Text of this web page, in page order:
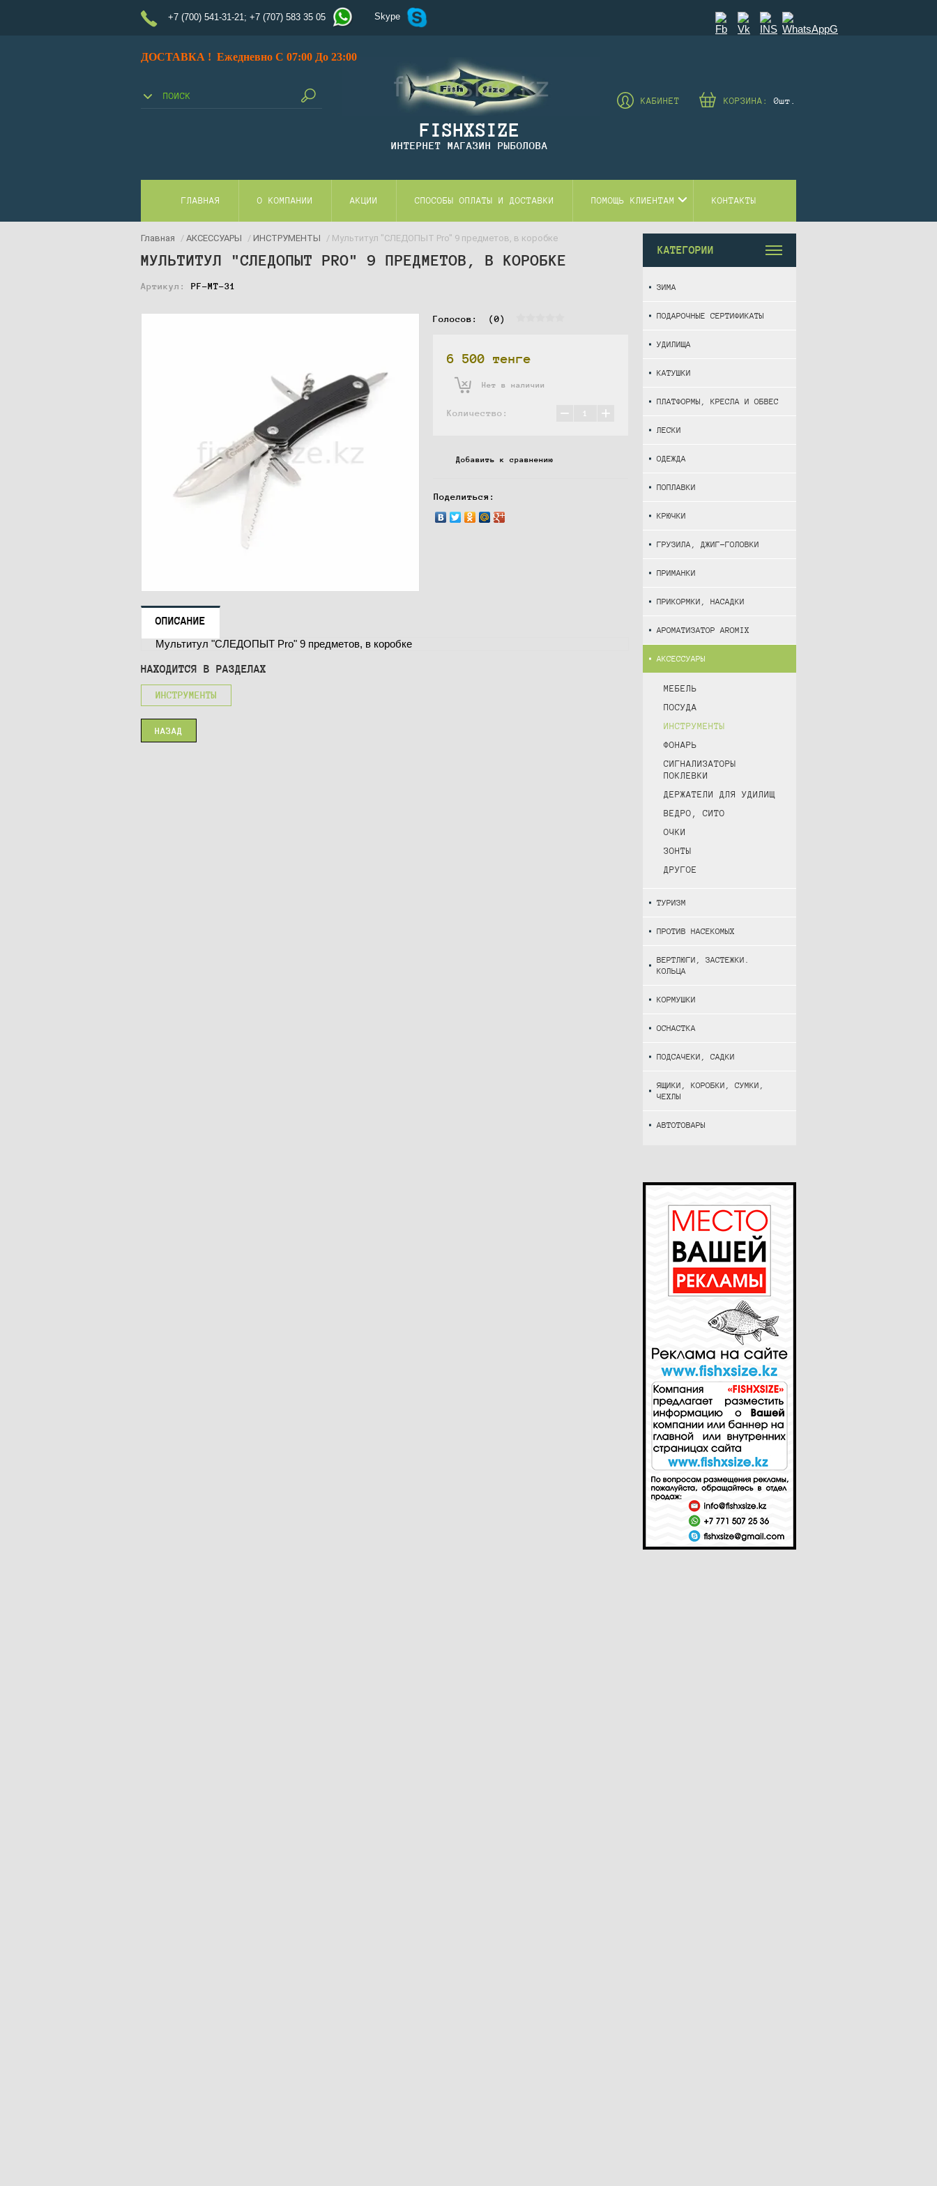
+7 (700) 541-31-21; +7 (707) 583 35 05 Skype
ДОСТАВКА ! Ежедневно С 07:00 До 23:00
КОРЗИНА:0шт.
КАБИНЕТ
FISHXSIZE
ИНТЕРНЕТ МАГАЗИН РЫБОЛОВА
ГЛАВНАЯ О КОМПАНИИ АКЦИИ СПОСОБЫ ОПЛАТЫ И ДОСТАВКИ ПОМОЩЬ КЛИЕНТАМ КОНТАКТЫ
КАТЕГОРИИ
ЗИМА
ПОДАРОЧНЫЕ СЕРТИФИКАТЫ
УДИЛИЩА
КАТУШКИ
ПЛАТФОРМЫ, КРЕСЛА И ОБВЕС
ЛЕСКИ
ОДЕЖДА
ПОПЛАВКИ
КРЮЧКИ
ГРУЗИЛА, ДЖИГ-ГОЛОВКИ
ПРИМАНКИ
ПРИКОРМКИ, НАСАДКИ
АРОМАТИЗАТОР AROMIX
АКСЕССУАРЫ
МЕБЕЛЬ
ПОСУДА
ИНСТРУМЕНТЫ
ФОНАРЬ
СИГНАЛИЗАТОРЫ
ПОКЛЕВКИ
ДЕРЖАТЕЛИ ДЛЯ УДИЛИЩ
ВЕДРО, СИТО
ОЧКИ
ЗОНТЫ
ДРУГОЕ
ТУРИЗМ
ПРОТИВ НАСЕКОМЫХ
ВЕРТЛЮГИ, ЗАСТЕЖКИ.
КОЛЬЦА
КОРМУШКИ
ОСНАСТКА
ПОДСАЧЕКИ, САДКИ
ЯЩИКИ, КОРОБКИ, СУМКИ,
ЧЕХЛЫ
АВТОТОВАРЫ
Главная / АКСЕССУАРЫ / ИНСТРУМЕНТЫ / Мультитул "СЛЕДОПЫТ Pro" 9 предметов, в коробке
МУЛЬТИТУЛ "СЛЕДОПЫТ PRO" 9 ПРЕДМЕТОВ, В КОРОБКЕ
Артикул: PF-MT-31
Голосов: (0)
6 500 тенге
Нет в наличии
Количество: − +
Добавить к сравнению
Поделиться:
ОПИСАНИЕ
Мультитул "СЛЕДОПЫТ Pro" 9 предметов, в коробке
НАХОДИТСЯ В РАЗДЕЛАХ
ИНСТРУМЕНТЫ
НАЗАД